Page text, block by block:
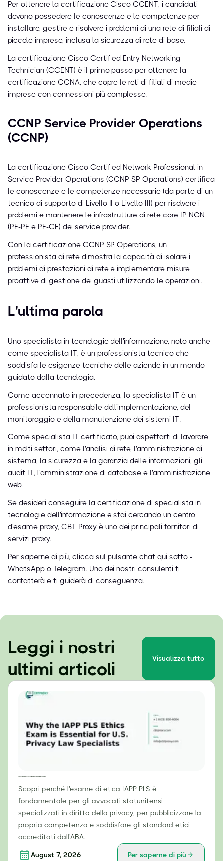
Per ottenere la certificazione Cisco CCENT, i candidati
devono possedere le conoscenze e le competenze per
installare, gestire e risolvere i problemi di una rete di filiali di
piccole imprese, inclusa la sicurezza di rete di base.
La certificazione Cisco Certified Entry Networking
Technician (CCENT) è il primo passo per ottenere la
certificazione CCNA, che copre le reti di filiali di medie
imprese con connessioni più complesse.
CCNP Service Provider Operations
(CCNP)
La certificazione Cisco Certified Network Professional in
Service Provider Operations (CCNP SP Operations) certifica
le conoscenze e le competenze necessarie (da parte di un
tecnico di supporto di Livello II o Livello III) per risolvere i
problemi e mantenere le infrastrutture di rete core IP NGN
(PE-PE e PE-CE) dei service provider.
Con la certificazione CCNP SP Operations, un
professionista di rete dimostra la capacità di isolare i
problemi di prestazioni di rete e implementare misure
proattive di gestione dei guasti utilizzando le operazioni.
L'ultima parola
Uno specialista in tecnologie dell'informazione, noto anche
come specialista IT, è un professionista tecnico che
soddisfa le esigenze tecniche delle aziende in un mondo
guidato dalla tecnologia.
Come accennato in precedenza, lo specialista IT è un
professionista responsabile dell'implementazione, del
monitoraggio e della manutenzione dei sistemi IT.
Come specialista IT certificato, puoi aspettarti di lavorare
in molti settori, come l'analisi di rete, l'amministrazione di
sistema, la sicurezza e la garanzia delle informazioni, gli
audit IT, l'amministrazione di database e l'amministrazione
web.
Se desideri conseguire la certificazione di specialista in
tecnologie dell'informazione e stai cercando un centro
d'esame proxy, CBT Proxy è uno dei principali fornitori di
servizi proxy.
Per saperne di più, clicca sul pulsante chat qui sotto -
WhatsApp o Telegram. Uno dei nostri consulenti ti
contatterà e ti guiderà di conseguenza.
Leggi i nostri
ultimi articoli
Visualizza tutto
Scopri perché l'esame di etica IAPP PLS è
fondamentale per gli avvocati statunitensi
specializzati in diritto della privacy, per pubblicizzare la
propria competenza e soddisfare gli standard etici
accreditati dall'ABA.
August 7, 2026 Per saperne di più